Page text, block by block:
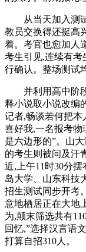
从当天加入测试
教员交换得还挺高
着。考官也愈加人
考生引见,连续有考
行确认。整场测试
并利用高中阶段
释小说取小说改编
记者,畅谈若何把本
喜好我,一名报考物
是六边形的”。山
的考生则被问及汗
近,上午11时30分
岛大学、山东科技
招生测试同步开考
意地栖居正在大地
为,颠末筛选共有
回忆,”选择汉言语
打算自招310人。